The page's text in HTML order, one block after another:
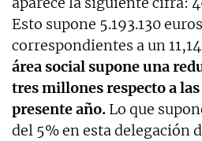
Esto supone 5.193.130
correspondientes a un
área social supone una
tres millones respecto a
presente año. Lo que
del 5% en esta delegación